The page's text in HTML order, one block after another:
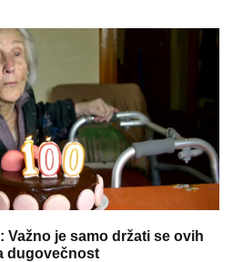
Važno je samo držati se ovih
dugovečnost